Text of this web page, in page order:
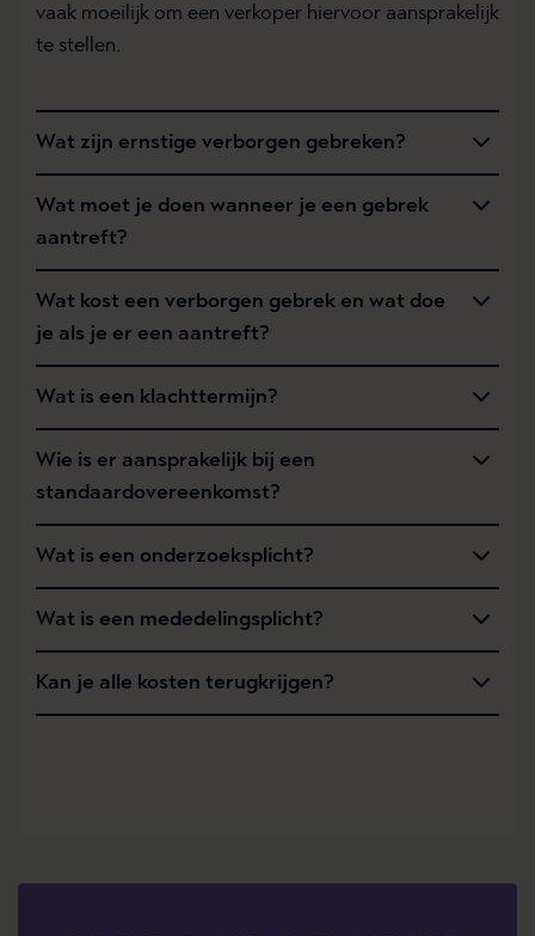
vaak moeilijk om een verkoper hiervoor aansprakelijk
te stellen.
Wat zijn ernstige verborgen gebreken?
Wat moet je doen wanneer je een gebrek
aantreft?
Wat kost een verborgen gebrek en wat doe
je als je er een aantreft?
Wat is een klachttermijn?
Wie is er aansprakelijk bij een
standaardovereenkomst?
Wat is een onderzoeksplicht?
Wat is een mededelingsplicht?
Kan je alle kosten terugkrijgen?